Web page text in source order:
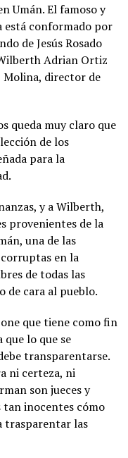
Umán. El famoso y
está conformado por
de Jesús Rosado
Adrian Ortiz
Molina, director de
queda muy claro que
de los
para la
y a Wilberth,
provenientes de la
una de las
en la
de todas las
de cara al pueblo.
que tiene como fin
lo que se
transparentarse.
ni certeza, ni
son jueces y
tan inocentes cómo
trasparentar las